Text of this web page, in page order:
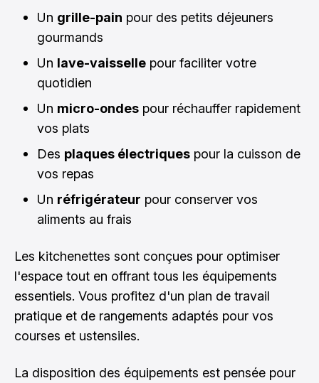
Un grille-pain pour des petits déjeuners
gourmands
Un lave-vaisselle pour faciliter votre
quotidien
Un micro-ondes pour réchauffer rapidement
vos plats
Des plaques électriques pour la cuisson de
vos repas
Un réfrigérateur pour conserver vos
aliments au frais
Les kitchenettes sont conçues pour optimiser
l'espace tout en offrant tous les équipements
essentiels. Vous profitez d'un plan de travail
pratique et de rangements adaptés pour vos
courses et ustensiles.
La disposition des équipements est pensée pour